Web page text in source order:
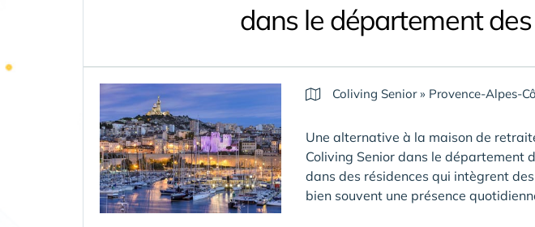
dans le département
Coliving Senior» Provence-Alpes-
Une alternative à la maison de
Coliving Senior dans le département
dans des résidences qui intègrent
bien souvent une présence